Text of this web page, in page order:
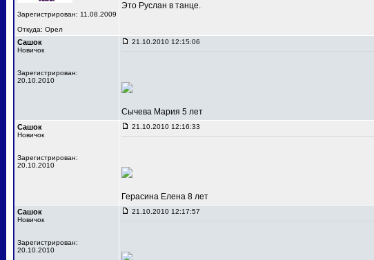
Зарегистрирован: 11.08.2009
Откуда: Орел
Это Руслан в танце.
Сашок
Новичок
Зарегистрирован:
20.10.2010
21.10.2010 12:15:06
Сычева Мария 5 лет
Сашок
Новичок
Зарегистрирован:
20.10.2010
21.10.2010 12:16:33
Герасина Елена 8 лет
Сашок
Новичок
Зарегистрирован:
20.10.2010
21.10.2010 12:17:57